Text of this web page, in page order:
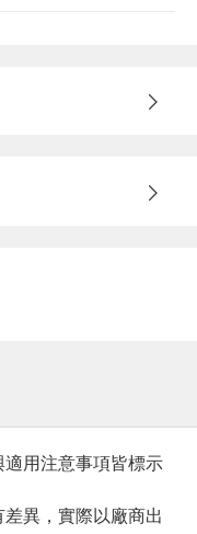
用注意事項皆標示
異，實際以廠商出